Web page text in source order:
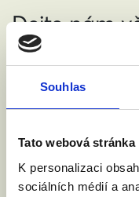
Souhlas
Tato webová
K personalizaci
sociálních médií a
Dejte nám
přijít.
Jméno a příjmení: